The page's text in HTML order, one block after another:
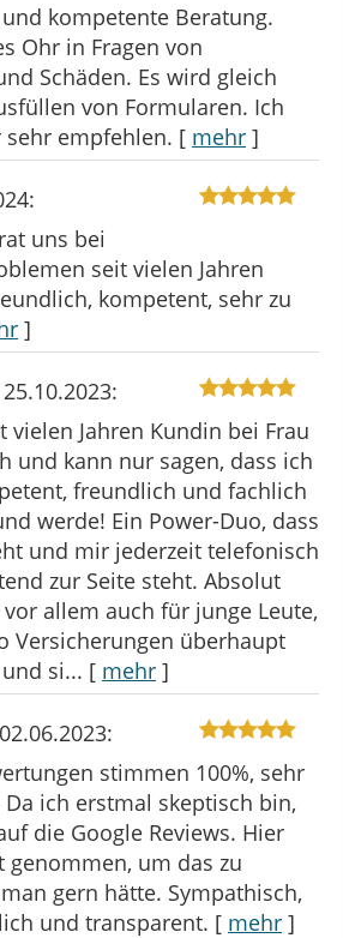
kompetente Beratung.
Ohr in Fragen von
Schäden. Es wird gleich
von Formularen. Ich
sehr empfehlen. [ mehr ]
uns bei
seit vielen Jahren
kompetent, sehr zu
]
vielen Jahren Kundin bei Frau
und kann nur sagen, dass ich
freundlich und fachlich
werde! Ein Power-Duo, dass
und mir jederzeit telefonisch
zur Seite steht. Absolut
allem auch für junge Leute,
Versicherungen überhaupt
si... [ mehr ]
stimmen 100%, sehr
ich erstmal skeptisch bin,
die Google Reviews. Hier
genommen, um das zu
gern hätte. Sympathisch,
und transparent. [ mehr ]